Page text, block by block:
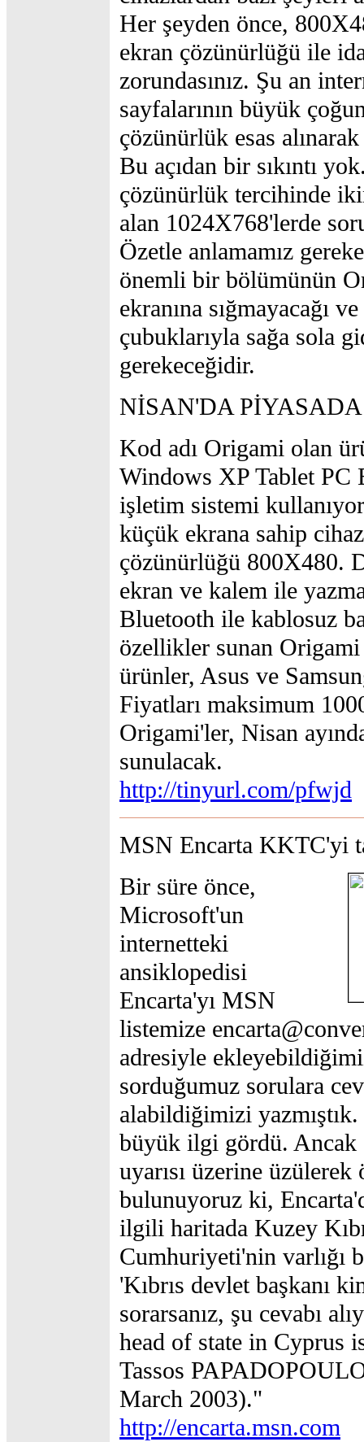
Her şeyden önce,
ekran çözünürlüğü ile
zorundasınız. Şu an
sayfalarının büyük
çözünürlük esas alınarak
Bu açıdan bir sıkıntı
çözünürlük tercihinde
alan 1024X768'lerde
Özetle anlamamız
önemli bir bölümünün
ekranına sığmayacağı
çubuklarıyla sağa sola
gerekeceğidir.
NİSAN'DA PİYASADA
Kod adı Origami olan
Windows XP Tablet PC
işletim sistemi
küçük ekrana sahip
çözünürlüğü 800X480.
ekran ve kalem ile
Bluetooth ile kablosuz
özellikler sunan
ürünler, Asus ve
Fiyatları maksimum
Origami'ler, Nisan
sunulacak.
http://tinyurl.com/pfwjd
MSN Encarta KKTC'yi
Bir süre önce,
Microsoft'un
internetteki
ansiklopedisi
Encarta'yı MSN
listemize
adresiyle
sorduğumuz sorulara
alabildiğimizi
büyük ilgi gördü. Ancak
uyarısı üzerine üzülerek
bulunuyoruz ki,
ilgili haritada Kuzey
Cumhuriyeti'nin varlığı
'Kıbrıs devlet başkanı
sorarsanız, şu cevabı
head of state in Cyprus
Tassos
March 2003)."
http://encarta.msn.com